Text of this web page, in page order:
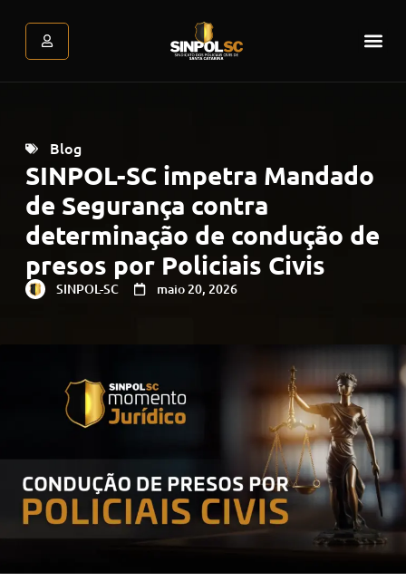
Blog
SINPOL-SC impetra Mandado
de Segurança contra
determinação de condução de
presos por Policiais Civis
SINPOL-SC maio 20, 2026